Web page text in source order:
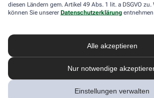
diesen Ländern gem. Artikel 49 Abs. 1 lit. a DSGVO
können Sie unserer Datenschutzerklärung entnehmen.
Alle akzeptieren
Nur notwendige
Einstellungen verwalten
apotheke.com Informationen
Newsletter